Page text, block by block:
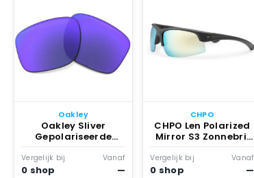
Oakley
Oakley Sliver
Gepolariseerde
Vervangende Lenzen
Vergelijk bij
0 shop
Vanaf
—
CHPO
CHPO Len Polarized
Mirror S3 Zonnebril
Wit
Vergelijk bij
0 shop
Vanaf
—